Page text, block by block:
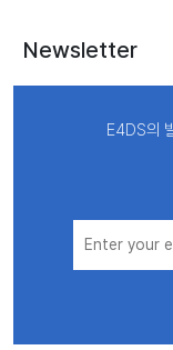
Newsletter
E4DS의